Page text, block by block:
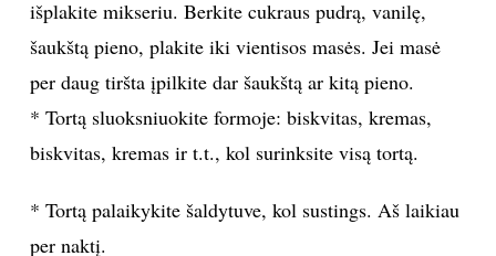
išplakite mikseriu. Berkite cukraus pudrą, vanilę,
šaukštą pieno, plakite iki vientisos masės. Jei masė
per daug tiršta įpilkite dar šaukštą ar kitą pieno.
* Tortą sluoksniuokite formoje: biskvitas, kremas,
biskvitas, kremas ir t.t., kol surinksite visą tortą.
* Tortą palaikykite šaldytuve, kol sustings. Aš laikiau
per naktį.